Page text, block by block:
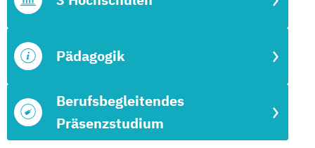
Berufsbegleitendes
Präsenzstudium
Pädagogik